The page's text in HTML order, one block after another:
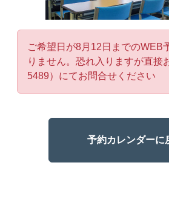
ご希望日が8月12日までのWEB
りません。恐れ入りますが直接
5489）にてお問合せください
予約カレンダーに